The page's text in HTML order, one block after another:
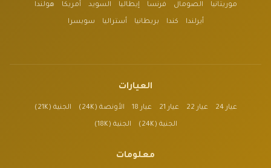
موريتانيا الصومال فرنسا إيطاليا السويد أمريكا هولندا
أيرلندا كندا بريطانيا أستراليا سويسرا
العيارات
عيار 24 عيار 22 عيار 21 عيار 18 الأونصة (24K) الجنية (21K)
الجنية (24K) الجنية (18K)
معلومات